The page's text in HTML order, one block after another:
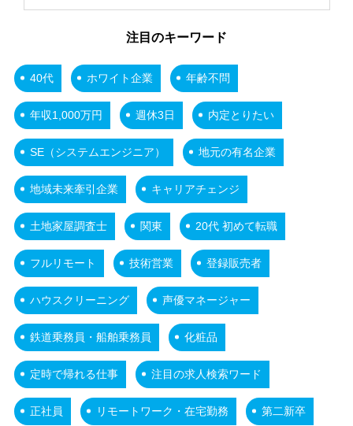
注目のキーワード
40代 ホワイト企業 年齢不問
年収1,000万円 週休3日 内定とりたい
SE（システムエンジニア） 地元の有名企業
地域未来牽引企業 キャリアチェンジ
土地家屋調査士 関東 20代 初めて転職
フルリモート 技術営業 登録販売者
ハウスクリーニング 声優マネージャー
鉄道乗務員・船舶乗務員 化粧品
定時で帰れる仕事 注目の求人検索ワード
正社員 リモートワーク・在宅勤務 第二新卒